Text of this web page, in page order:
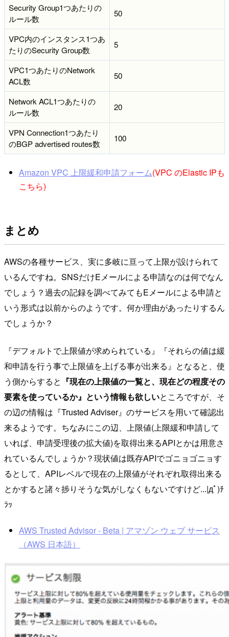
Security Group1つあたりの
ルール数
50
VPC内のインスタンス1つあ
たりのSecurity Group数
5
VPC1つあたりのNetwork
ACL数
50
Network ACL1つあたりの
ルール数
20
VPN Connection1つあたり
のBGP advertised routes数
100
Amazon VPC 上限緩和申請フォーム(VPC のElastic IPも
こちら)
まとめ
AWSの各種サービス、実に多岐に亘って上限が設けられて
いるんですね。SNSだけEメールによる申請なのは何でなん
でしょう？過去の記録を調べてみてもEメールによる申請と
いう形式は以前からのようです。何か理由があったりするん
でしょうか？
『デフォルトで上限値が求められている』『それらの値は緩
和申請を行う事で上限値を上げる事が出来る』となると、使
う側からすると 『現在の上限値の一覧と、現在どの程度その
要素を使っているか』という情報も欲しいところですが、そ
の辺の情報は『Trusted Adviser』のサービスを用いて確認出
来るようです。ちなみにこの辺、上限値(上限緩和申請して
いれば、申請受理後の拡大値)を取得出来るAPIとかは用意さ
れているんでしょうか？現状値は既存APIでゴニョゴニョす
るとして、APIレベルで現在の上限値がそれぞれ取得出来る
とかすると諸々捗りそうな気がしなくもないですけど...|дﾟ)ﾁ
ﾗｯ
AWS Trusted Advisor - Beta | アマゾン ウェブ サービス
（AWS 日本語）